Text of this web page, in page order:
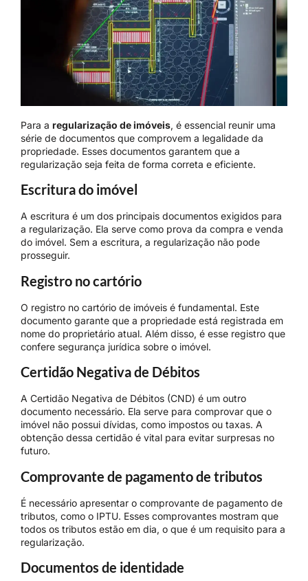
Para a regularização de imóveis, é essencial reunir uma
série de documentos que comprovem a legalidade da
propriedade. Esses documentos garantem que a
regularização seja feita de forma correta e eficiente.
Escritura do imóvel
A escritura é um dos principais documentos exigidos para
a regularização. Ela serve como prova da compra e venda
do imóvel. Sem a escritura, a regularização não pode
prosseguir.
Registro no cartório
O registro no cartório de imóveis é fundamental. Este
documento garante que a propriedade está registrada em
nome do proprietário atual. Além disso, é esse registro que
confere segurança jurídica sobre o imóvel.
Certidão Negativa de Débitos
A Certidão Negativa de Débitos (CND) é um outro
documento necessário. Ela serve para comprovar que o
imóvel não possui dívidas, como impostos ou taxas. A
obtenção dessa certidão é vital para evitar surpresas no
futuro.
Comprovante de pagamento de tributos
É necessário apresentar o comprovante de pagamento de
tributos, como o IPTU. Esses comprovantes mostram que
todos os tributos estão em dia, o que é um requisito para a
regularização.
Documentos de identidade